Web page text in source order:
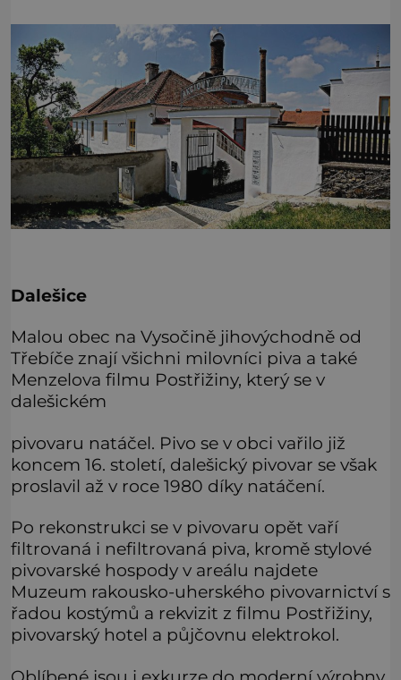
Dalešice
Malou obec na Vysočině jihovýchodně od
Třebíče znají všichni milovníci piva a také
Menzelova filmu Postřižiny, který se v
dalešickém
pivovaru natáčel. Pivo se v obci vařilo již
koncem 16. století, dalešický pivovar se však
proslavil až v roce 1980 díky natáčení.
Po rekonstrukci se v pivovaru opět vaří
filtrovaná i nefiltrovaná piva, kromě stylové
pivovarské hospody v areálu najdete
Muzeum rakousko-uherského pivovarnictví s
řadou kostýmů a rekvizit z filmu Postřižiny,
pivovarský hotel a půjčovnu elektrokol.